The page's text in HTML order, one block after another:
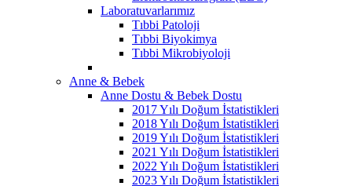
Laboratuvarlarımız
Tıbbi Patoloji
Tıbbi Biyokimya
Tıbbi Mikrobiyoloji
Anne & Bebek
Anne Dostu & Bebek Dostu
2017 Yılı Doğum İstatistikleri
2018 Yılı Doğum İstatistikleri
2019 Yılı Doğum İstatistikleri
2021 Yılı Doğum İstatistikleri
2022 Yılı Doğum İstatistikleri
2023 Yılı Doğum İstatistikleri